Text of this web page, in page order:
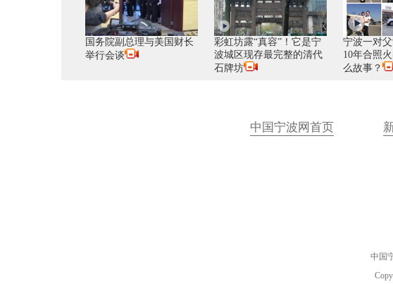
国务院副总理与美国财长
举行会谈
彩虹坊露“真容”！它是宁
波城区现存最完整的清代
石牌坊
宁波一对
10年合照
么故事？
中国宁波网首页
中国